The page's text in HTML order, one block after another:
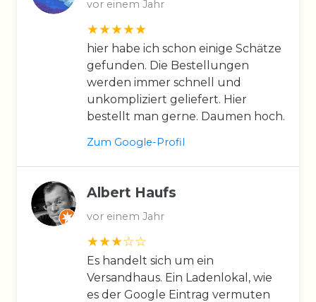
vor einem Jahr
hier habe ich schon einige Schätze
gefunden. Die Bestellungen
werden immer schnell und
unkompliziert geliefert. Hier
bestellt man gerne. Daumen hoch.
Zum Google-Profil
Albert Haufs
vor einem Jahr
Es handelt sich um ein
Versandhaus. Ein Ladenlokal, wie
es der Google Eintrag vermuten